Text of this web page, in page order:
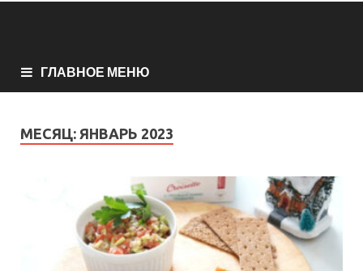
ГЛАВНОЕ МЕНЮ
МЕСЯЦ: ЯНВАРЬ 2023